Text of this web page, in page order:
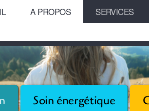
A PROPOS SERVICES
Soin énergétique